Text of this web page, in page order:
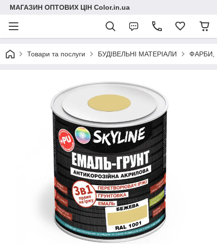
МАГАЗИН ОПТОВИХ ЦІН Color.in.ua
Товари та послуги БУДІВЕЛЬНІ МАТЕРІАЛИ ФАРБИ,